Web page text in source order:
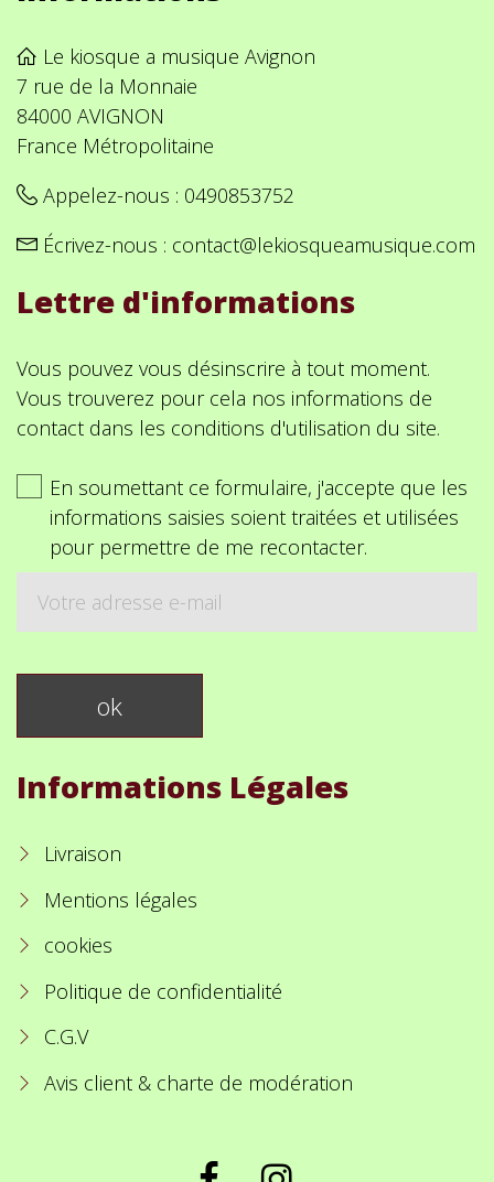
Le kiosque a musique Avignon
7 rue de la Monnaie
84000 AVIGNON
France Métropolitaine
Appelez-nous : 0490853752
Écrivez-nous : contact@lekiosqueamusique.com
Lettre d'informations
Vous pouvez vous désinscrire à tout moment.
Vous trouverez pour cela nos informations de
contact dans les conditions d'utilisation du site.
En soumettant ce formulaire, j'accepte que les
informations saisies soient traitées et utilisées
pour permettre de me recontacter.
Informations Légales
Livraison
Mentions légales
cookies
Politique de confidentialité
C.G.V
Avis client & charte de modération